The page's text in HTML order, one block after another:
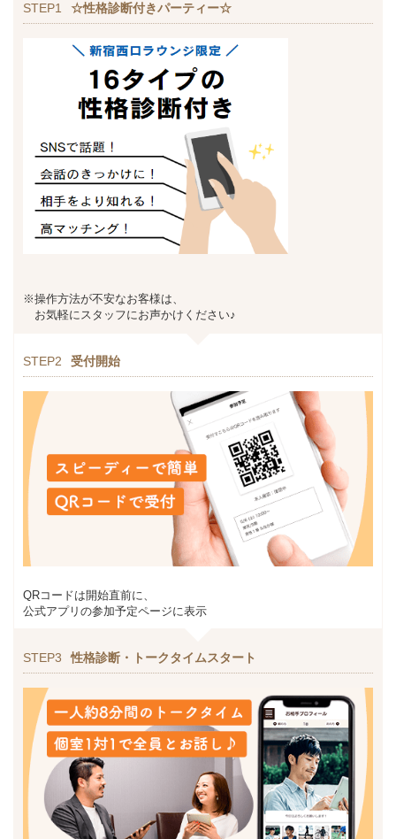
STEP1 ☆性格診断付きパーティー☆
※操作方法が不安なお客様は、
お気軽にスタッフにお声かけください♪
STEP2 受付開始
QRコードは開始直前に、
公式アプリの参加予定ページに表示
STEP3 性格診断・トークタイムスタート